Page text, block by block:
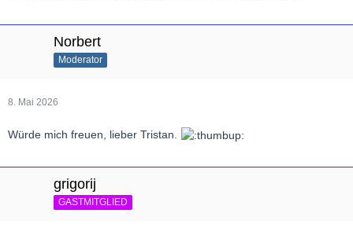
Die Karten sind sehr günstig (12-28 €) erhältlich; vielleicht hat
jemand spontan Lust auch das Konzert zu besuchen und man
könnte sich danach vielleicht auf ein Getränk treffen...
Norbert
Moderator
8. Mai 2026
Würde mich freuen, lieber Tristan.
grigorij
GASTMITGLIED